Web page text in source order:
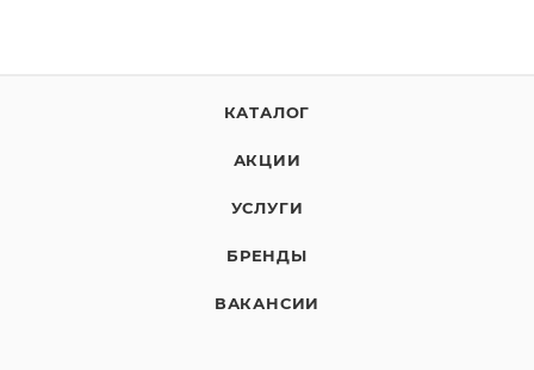
КАТАЛОГ
АКЦИИ
УСЛУГИ
БРЕНДЫ
ВАКАНСИИ